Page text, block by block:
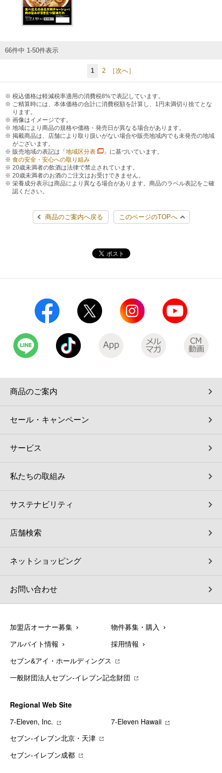
66件中 1-50件表示
1 2 ［次へ］
税込価格は軽減税率適用の消費税8%で表記しています。
ご精算時には、本体価格の合計に消費税額を計算し、1円未満切り捨てとな
ります。
画像はイメージです。
地域により商品の規格や価格・発売日が異なる場合があります。
掲載商品は、店舗により取り扱いがない場合や販売地域内でも未発売の地域
がございます。
販売地域の表記は「 地域区分表
」に基づいています。
食の安全・安心への取り組み
20歳未満者の飲酒は法律で禁止されています。
20歳未満者のお酒のご注文はお受けできません。
栄養成分表示は商品により異なる場合があります。商品のラベル表記をご確
認ください。
商品のご案内へ戻る このページのTOPへ
商品のご案内
セール・キャンペーン
サービス
私たちの取組み
サステナビリティ
店舗検索
ネットショッピング
お問い合わせ
加盟店オーナー募集 物件募集・購入
アルバイト情報 採用情報
セブン&アイ・ホールディングス
一般財団法人セブン-イレブン記念財団
Regional Web Site
7‐Eleven, Inc.
7‐Eleven Hawaii
セブン‐イレブン北京・天津
セブン‐イレブン成都